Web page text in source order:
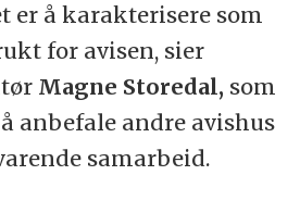
er å karakterisere som
for avisen, sier
Magne Storedal, som
anbefale andre avishus
samarbeid.